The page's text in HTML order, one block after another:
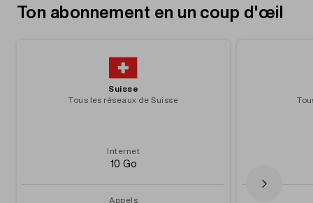
Ton abonnement en un coup d'œil
Suisse
Tous les réseaux de Suisse
Internet
10 Go
Appels